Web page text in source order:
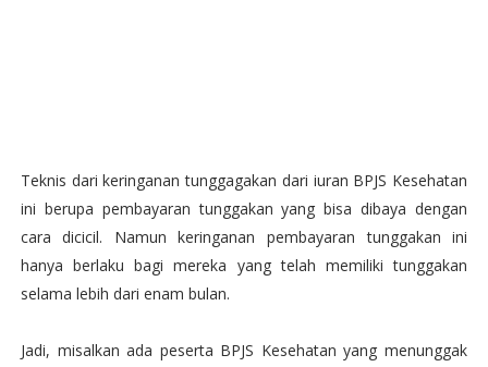
Teknis dari keringanan tunggagakan dari iuran BPJS Kesehatan
ini berupa pembayaran tunggakan yang bisa dibaya dengan
cara dicicil. Namun keringanan pembayaran tunggakan ini
hanya berlaku bagi mereka yang telah memiliki tunggakan
selama lebih dari enam bulan.
Jadi, misalkan ada peserta BPJS Kesehatan yang menunggak